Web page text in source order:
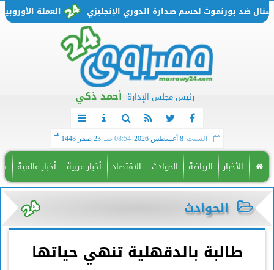
العملة الأوروبية تتحرك من بورنموث لحسم صدارة الدوري الإنجليزي
رئيس مجلس الإدارة أحمد ذكي
السبت 8 أغسطس 2026 08:54 صـ 23 صفر 1448
هـ
الأخبار الرياضة الحوادث الاقتصاد أخبار عربية أخبار عالمية
الحوادث
طالبة بالدقهلية تنهي حياتها